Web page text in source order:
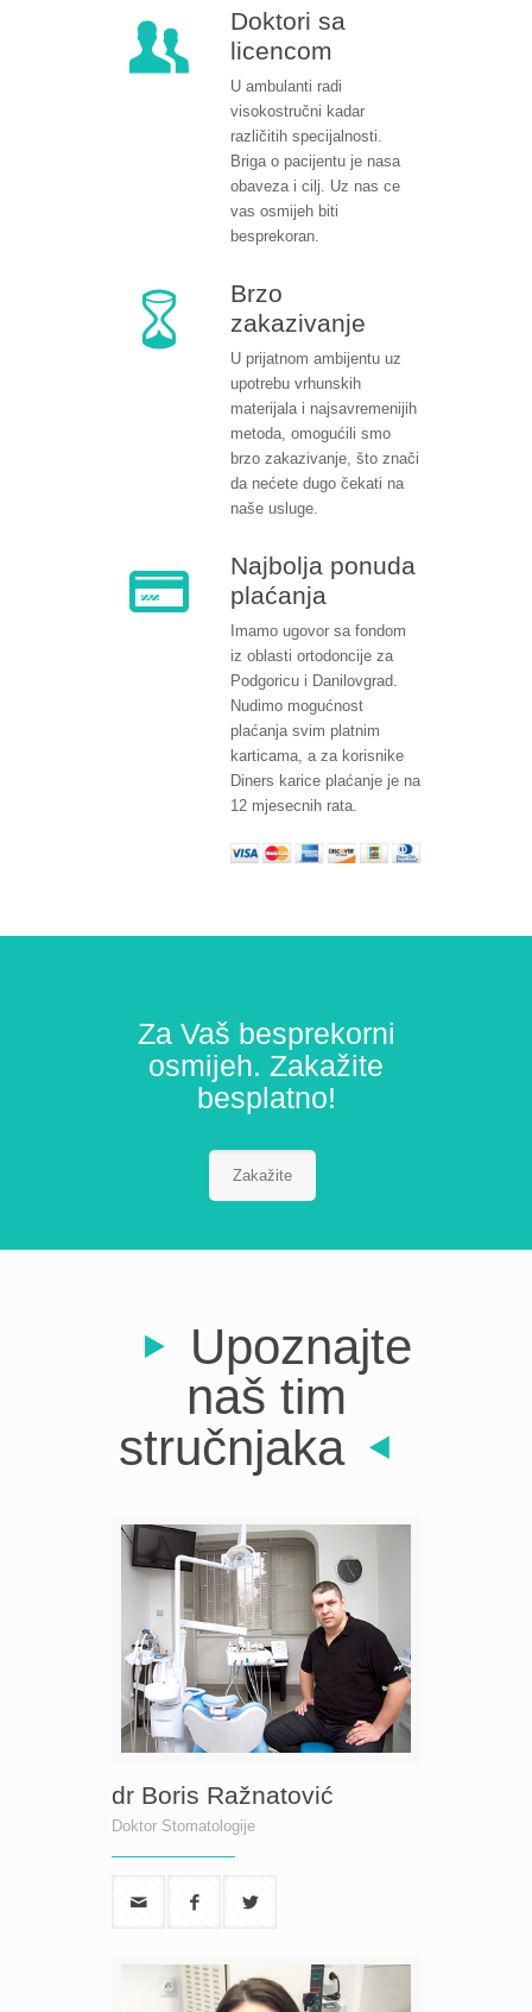
Doktori sa
licencom
U ambulanti radi
visokostručni kadar
različitih specijalnosti.
Briga o pacijentu je nasa
obaveza i cilj. Uz nas ce
vas osmijeh biti
besprekoran.
Brzo
zakazivanje
U prijatnom ambijentu uz
upotrebu vrhunskih
materijala i najsavremenijih
metoda, omogućili smo
brzo zakazivanje, što znači
da nećete dugo čekati na
naše usluge.
Najbolja ponuda
plaćanja
Imamo ugovor sa fondom
iz oblasti ortodoncije za
Podgoricu i Danilovgrad.
Nudimo mogućnost
plaćanja svim platnim
karticama, a za korisnike
Diners karice plaćanje je na
12 mjesecnih rata.
Za Vaš besprekorni
osmijeh. Zakažite
besplatno!
Zakažite
Upoznajte
naš tim
stručnjaka
dr Boris Ražnatović
Doktor Stomatologije